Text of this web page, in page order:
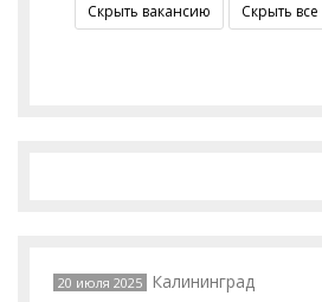
Скрыть вакансию Скрыть
20 июля 2025 Калининград